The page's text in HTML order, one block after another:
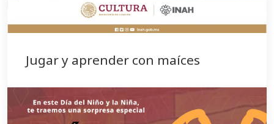
Jugar y aprender con maíces